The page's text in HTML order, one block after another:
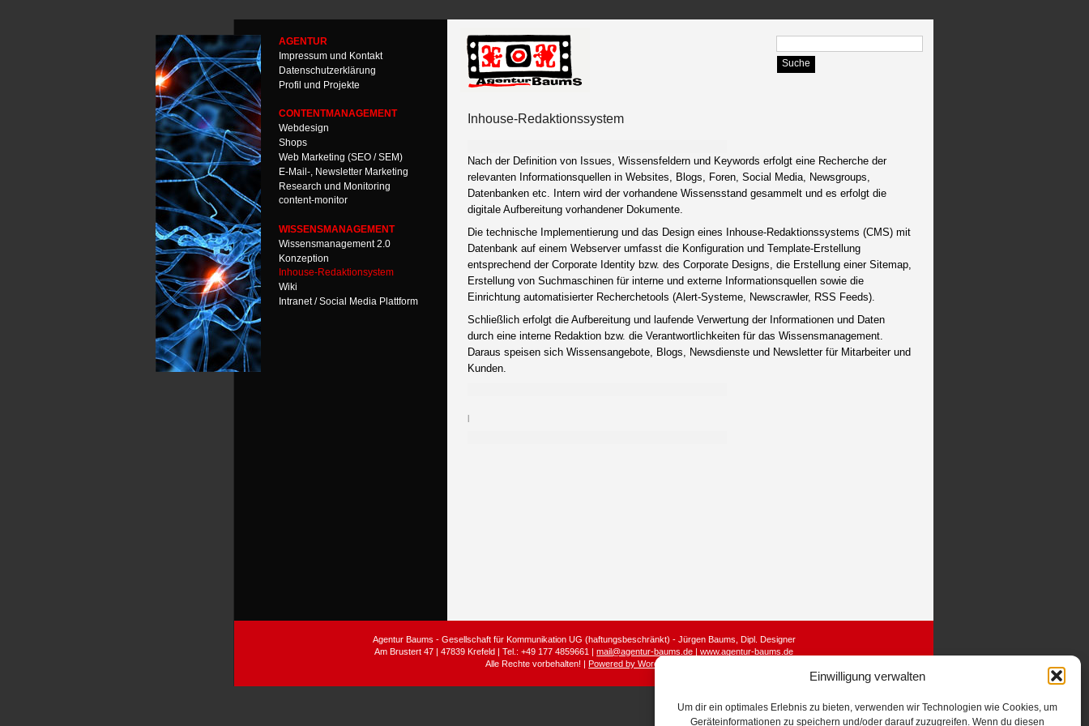
Einwilligung verwalten
Um dir ein optimales Erlebnis zu bieten, verwenden wir Technologien wie Cookies, um
Geräteinformationen zu speichern und/oder darauf zuzugreifen. Wenn du diesen
AGENTUR
Impressum und Kontakt
Datenschutzerklärung
Profil und Projekte
CONTENTMANAGEMENT
Webdesign
Shops
Web Marketing (SEO / SEM)
E-Mail-, Newsletter Marketing
Research und Monitoring
content-monitor
WISSENSMANAGEMENT
Wissensmanagement 2.0
Konzeption
Inhouse-Redaktionsystem
Wiki
Intranet / Social Media Plattform
Inhouse-Redaktionssystem
Nach der Definition von Issues, Wissensfeldern und Keywords erfolgt eine Recherche der
relevanten Informationsquellen in Websites, Blogs, Foren, Social Media, Newsgroups,
Datenbanken etc. Intern wird der vorhandene Wissensstand gesammelt und es erfolgt die
digitale Aufbereitung vorhandener Dokumente.
Die technische Implementierung und das Design eines Inhouse-Redaktionssystems (CMS) mit
Datenbank auf einem Webserver umfasst die Konfiguration und Template-Erstellung
entsprechend der Corporate Identity bzw. des Corporate Designs, die Erstellung einer Sitemap,
Erstellung von Suchmaschinen für interne und externe Informationsquellen sowie die
Einrichtung automatisierter Recherchetools (Alert-Systeme, Newscrawler, RSS Feeds).
Schließlich erfolgt die Aufbereitung und laufende Verwertung der Informationen und Daten
durch eine interne Redaktion bzw. die Verantwortlichkeiten für das Wissensmanagement.
Daraus speisen sich Wissensangebote, Blogs, Newsdienste und Newsletter für Mitarbeiter und
Kunden.
Agentur Baums - Gesellschaft für Kommunikation UG (haftungsbeschränkt) - Jürgen Baums, Dipl. Designer
Am Brustert 47 | 47839 Krefeld | Tel.: +49 177 4859661 |mail@agentur-baums.de |www.agentur-baums.de
Alle Rechte vorbehalten! |
Powered by WordPress